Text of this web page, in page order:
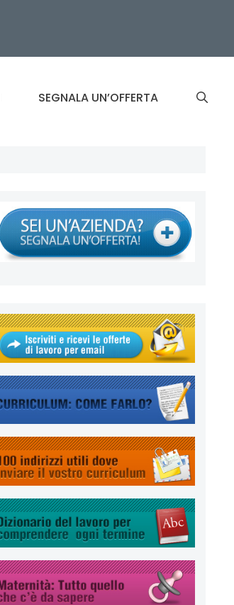
SEGNALA UN’OFFERTA